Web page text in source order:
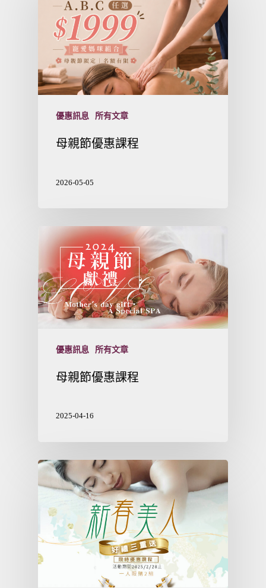
優惠訊息 所有文章
母親節優惠課程
2026-05-05
優惠訊息 所有文章
母親節優惠課程
2025-04-16